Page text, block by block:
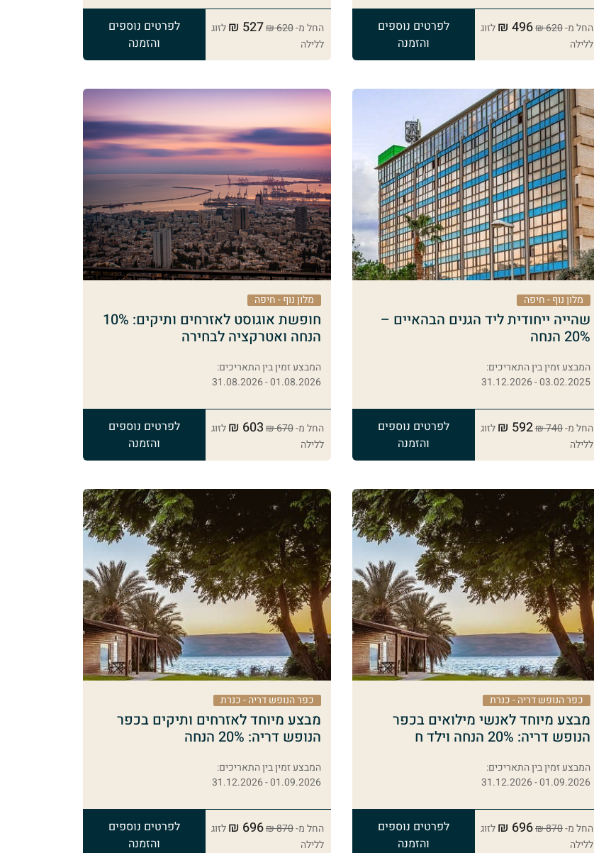
החל מ-620 ₪
496 ₪
לזוג
ללילה
לפרטים נוספים
והזמנה
החל מ-620 ₪
527 ₪
לזוג
ללילה
לפרטים נוספים
והזמנה
מלון נוף - חיפה
שהייה ייחודית ליד הגנים הבהאיים –
20% הנחה
המבצע זמין בין התאריכים:
03.02.2025 - 31.12.2026
החל מ-740 ₪
592 ₪
לזוג
ללילה
לפרטים נוספים
והזמנה
מלון נוף - חיפה
חופשת אוגוסט לאזרחים ותיקים: 10%
הנחה ואטרקציה לבחירה
המבצע זמין בין התאריכים:
01.08.2026 - 31.08.2026
החל מ-670 ₪
603 ₪
לזוג
ללילה
לפרטים נוספים
והזמנה
כפר הנופש דריה - כנרת
מבצע מיוחד לאנשי מילואים בכפר
הנופש דריה: 20% הנחה וילד ח
המבצע זמין בין התאריכים:
01.09.2026 - 31.12.2026
החל מ-870 ₪
696 ₪
לזוג
ללילה
לפרטים נוספים
והזמנה
כפר הנופש דריה - כנרת
מבצע מיוחד לאזרחים ותיקים בכפר
הנופש דריה: 20% הנחה
המבצע זמין בין התאריכים:
01.09.2026 - 31.12.2026
החל מ-870 ₪
696 ₪
לזוג
ללילה
לפרטים נוספים
והזמנה